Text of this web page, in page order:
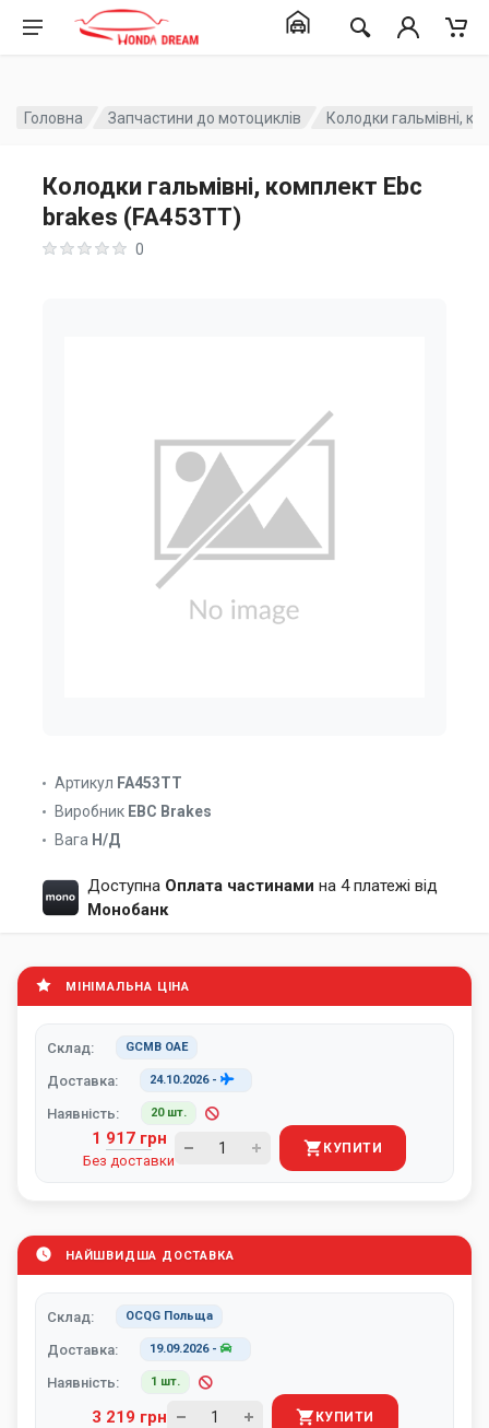
Головна Запчастини до мотоциклів Колодки гальмівні,
Колодки гальмівні, комплект Ebc
brakes (FA453TT)
0
Артикул FA453TT
Виробник EBC Brakes
Вага Н/Д
Доступна Оплата частинами на 4 платежі від
Монобанк
МІНІМАЛЬНА ЦІНА
Склад: GCMB ОАЕ
Доставка: 24.10.2026-
Наявність: 20 шт.
1 917 грн
Без доставки
КУПИТИ
НАЙШВИДША ДОСТАВКА
Склад: OCQG Польща
Доставка: 19.09.2026-
Наявність: 1 шт.
3 219 грн КУПИТИ